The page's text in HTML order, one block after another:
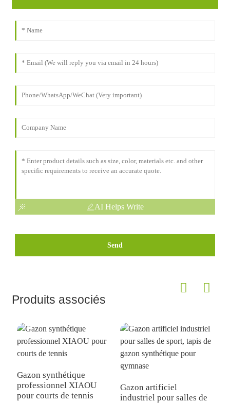
AI Helps Write
Send
Produits associés
Gazon synthétique
professionnel XIAOU
pour courts de tennis
Gazon artificiel
industriel pour salles de